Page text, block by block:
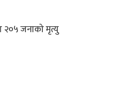
२०५ जनाको मृत्यु